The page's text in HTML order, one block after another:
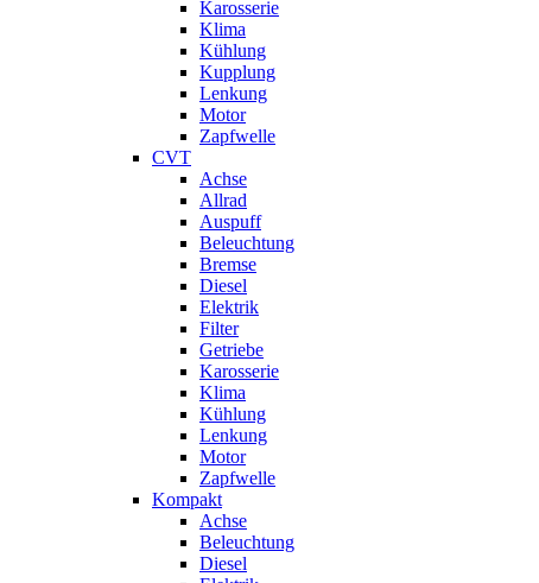
Karosserie
Klima
Kühlung
Kupplung
Lenkung
Motor
Zapfwelle
CVT
Achse
Allrad
Auspuff
Beleuchtung
Bremse
Diesel
Elektrik
Filter
Getriebe
Karosserie
Klima
Kühlung
Lenkung
Motor
Zapfwelle
Kompakt
Achse
Beleuchtung
Diesel